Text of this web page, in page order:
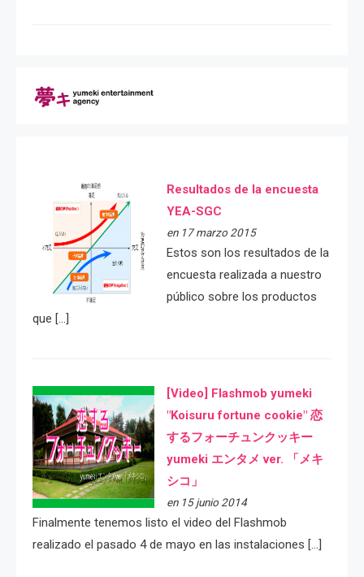
Resultados de la encuesta
YEA-SGC
en 17 marzo 2015
Estos son los resultados de la
encuesta realizada a nuestro
público sobre los productos
que […]
[Video] Flashmob yumeki
"Koisuru fortune cookie" 恋
するフォーチュンクッキー
yumeki エンタメ ver. 「メキ
シコ」
en 15 junio 2014
Finalmente tenemos listo el video del Flashmob
realizado el pasado 4 de mayo en las instalaciones […]